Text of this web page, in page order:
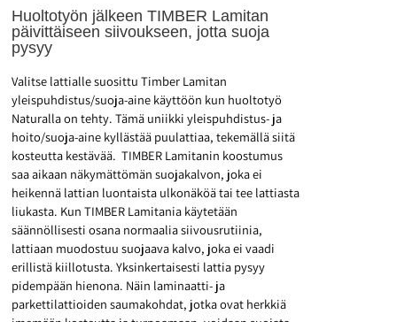
Huoltotyön jälkeen TIMBER Lamitan
päivittäiseen siivoukseen, jotta suoja
pysyy
Valitse lattialle suosittu Timber Lamitan
yleispuhdistus/suoja-aine käyttöön kun huoltotyö
Naturalla on tehty. Tämä uniikki yleispuhdistus- ja
hoito/suoja-aine kyllästää puulattiaa, tekemällä siitä
kosteutta kestävää. TIMBER Lamitanin koostumus
saa aikaan näkymättömän suojakalvon, joka ei
heikennä lattian luontaista ulkonäköä tai tee lattiasta
liukasta. Kun TIMBER Lamitania käytetään
säännöllisesti osana normaalia siivousrutiinia,
lattiaan muodostuu suojaava kalvo, joka ei vaadi
erillistä kiillotusta. Yksinkertaisesti lattia pysyy
pidempään hienona. Näin laminaatti- ja
parkettilattioiden saumakohdat, jotka ovat herkkiä